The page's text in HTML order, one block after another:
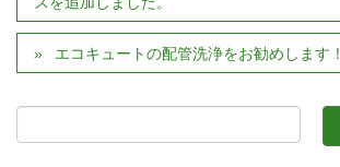
エコキュートの配管洗浄をお勧めします！